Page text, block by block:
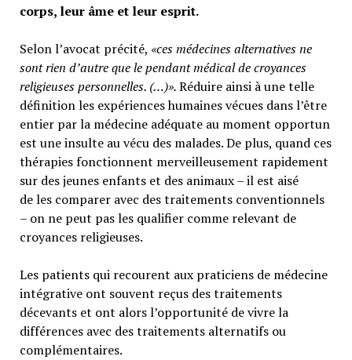
corps, leur âme et leur esprit.
Selon l’avocat précité, «ces médecines alternatives ne
sont rien d’autre que le pendant médical de croyances
religieuses personnelles. (…)».Réduire ainsi à une telle
définition les expériences humaines vécues dans l’être
entier par la médecine adéquate au moment opportun
est une insulte au vécu des malades. De plus, quand ces
thérapies fonctionnent merveilleusement rapidement
sur des jeunes enfants et des animaux – il est aisé
de les comparer avec des traitements conventionnels
– on ne peut pas les qualifier comme relevant de
croyances religieuses.
Les patients qui recourent aux praticiens de médecine
intégrative ont souvent reçus des traitements
décevants et ont alors l’opportunité de vivre la
différences avec des traitements alternatifs ou
complémentaires.